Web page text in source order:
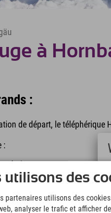
à
:
de départ, le téléphérique
:
Horn jusqu'à la Grüebplätzle
utilisons des
partenaires utilisons des
analyser le trafic et afficher